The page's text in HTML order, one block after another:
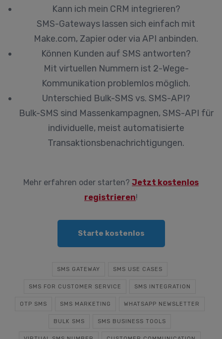
Kann ich mein CRM integrieren?
SMS-Gateways lassen sich einfach mit
Make.com, Zapier oder via API anbinden.
Können Kunden auf SMS antworten?
Mit virtuellen Nummern ist 2-Wege-
Kommunikation problemlos möglich.
Unterschied Bulk-SMS vs. SMS-API?
Bulk-SMS sind Massenkampagnen, SMS-API für
individuelle, meist automatisierte
Transaktionsbenachrichtigungen.
Mehr erfahren oder starten? Jetzt kostenlos
registrieren!
Starte kostenlos
SMS GATEWAY SMS USE CASES
SMS FOR CUSTOMER SERVICE SMS INTEGRATION
OTP SMS SMS MARKETING WHATSAPP NEWSLETTER
BULK SMS SMS BUSINESS TOOLS